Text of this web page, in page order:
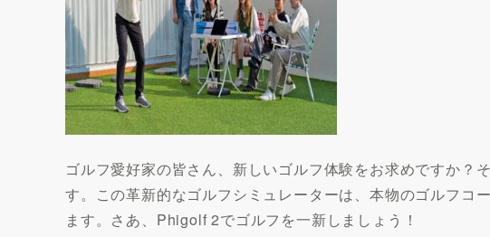
ゴルフ愛好家の皆さん、新しいゴルフ体験をお求めですか
す。この革新的なゴルフシミュレーターは、本物のゴルフコ
ます。さあ、Phigolf 2でゴルフを一新しましょう！